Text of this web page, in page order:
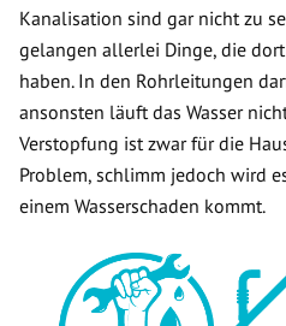
Kanalisation sind gar nicht zu
gelangen allerlei Dinge, die
haben. In den Rohrleitungen
ansonsten läuft das Wasser
Verstopfung ist zwar für die
Problem, schlimm jedoch wird
einem Wasserschaden kommt.